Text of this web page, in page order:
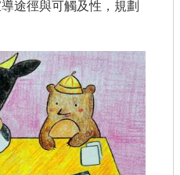
途徑與可觸及性，規劃
供學童生活教育之課程
「利益衝突迴避」等主
政的重要，並使學童對
衝突迴避等議題有基本
村」發生的故事，犀牛
執照並批准，過程被藍
生，讓黑熊先生非常生